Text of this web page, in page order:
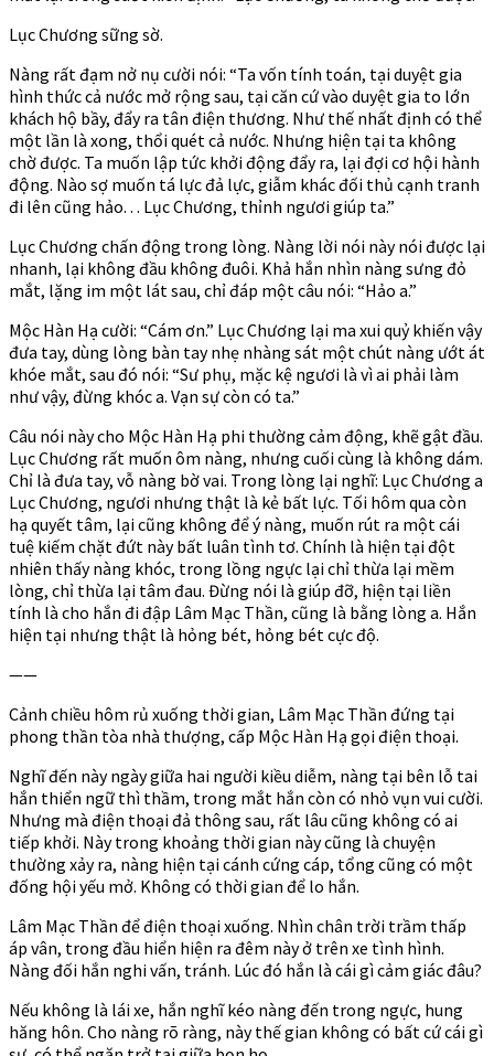
Lục Chương sững sờ.
Nàng rất đạm nở nụ cười nói: “Ta vốn tính toán, tại duyệt gia
hình thức cả nước mở rộng sau, tại căn cứ vào duyệt gia to lớn
khách hộ bầy, đẩy ra tân điện thương. Như thế nhất định có thể
một lần là xong, thổi quét cả nước. Nhưng hiện tại ta không
chờ được. Ta muốn lập tức khởi động đẩy ra, lại đợi cơ hội hành
động. Nào sợ muốn tá lực đả lực, giẫm khác đối thủ cạnh tranh
đi lên cũng hảo. . . Lục Chương, thỉnh ngươi giúp ta.”
Lục Chương chấn động trong lòng. Nàng lời nói này nói được lại
nhanh, lại không đầu không đuôi. Khả hắn nhìn nàng sưng đỏ
mắt, lặng im một lát sau, chỉ đáp một câu nói: “Hảo a.”
Mộc Hàn Hạ cười: “Cám ơn.” Lục Chương lại ma xui quỷ khiến vậy
đưa tay, dùng lòng bàn tay nhẹ nhàng sát một chút nàng ướt át
khóe mắt, sau đó nói: “Sư phụ, mặc kệ ngươi là vì ai phải làm
như vậy, đừng khóc a. Vạn sự còn có ta.”
Câu nói này cho Mộc Hàn Hạ phi thường cảm động, khẽ gật đầu.
Lục Chương rất muốn ôm nàng, nhưng cuối cùng là không dám.
Chỉ là đưa tay, vỗ nàng bờ vai. Trong lòng lại nghĩ: Lục Chương a
Lục Chương, ngươi nhưng thật là kẻ bất lực. Tối hôm qua còn
hạ quyết tâm, lại cũng không để ý nàng, muốn rút ra một cái
tuệ kiếm chặt đứt này bất luân tình tơ. Chính là hiện tại đột
nhiên thấy nàng khóc, trong lồng ngực lại chỉ thừa lại mềm
lòng, chỉ thừa lại tâm đau. Đừng nói là giúp đỡ, hiện tại liền
tính là cho hắn đi đập Lâm Mạc Thần, cũng là bằng lòng a. Hắn
hiện tại nhưng thật là hỏng bét, hỏng bét cực độ.
——
Cảnh chiều hôm rủ xuống thời gian, Lâm Mạc Thần đứng tại
phong thần tòa nhà thượng, cấp Mộc Hàn Hạ gọi điện thoại.
Nghĩ đến này ngày giữa hai người kiều diễm, nàng tại bên lỗ tai
hắn thiển ngữ thì thầm, trong mắt hắn còn có nhỏ vụn vui cười.
Nhưng mà điện thoại đả thông sau, rất lâu cũng không có ai
tiếp khởi. Này trong khoảng thời gian này cũng là chuyện
thường xảy ra, nàng hiện tại cánh cứng cáp, tổng cũng có một
đống hội yếu mở. Không có thời gian để lo hắn.
Lâm Mạc Thần để điện thoại xuống. Nhìn chân trời trầm thấp
áp vân, trong đầu hiển hiện ra đêm này ở trên xe tình hình.
Nàng đối hắn nghi vấn, tránh. Lúc đó hắn là cái gì cảm giác đâu?
Nếu không là lái xe, hắn nghĩ kéo nàng đến trong ngực, hung
hăng hôn. Cho nàng rõ ràng, này thế gian không có bất cứ cái gì